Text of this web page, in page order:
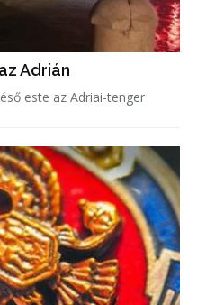
Adrián
este az Adriai-tenger